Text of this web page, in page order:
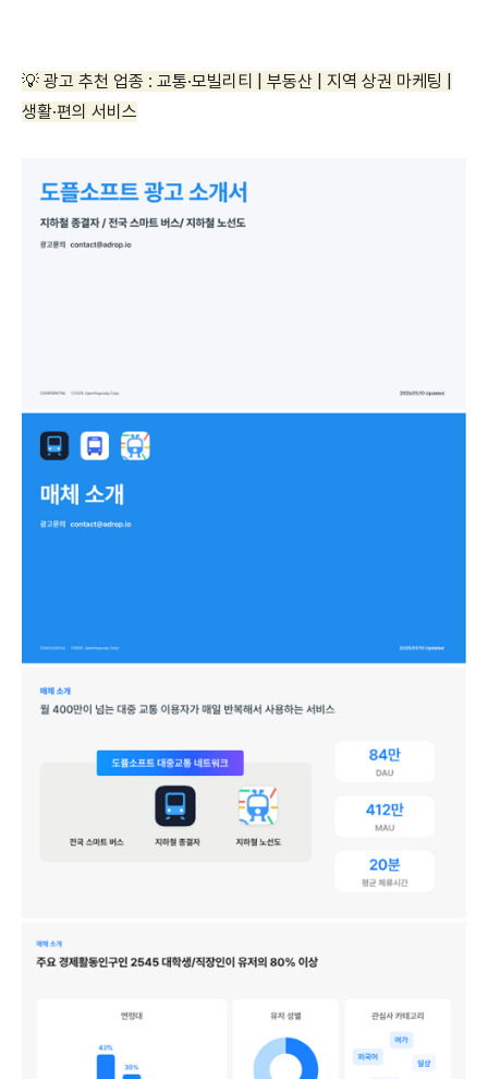
💡 광고 추천 업종 : 교통·모빌리티 | 부동산 | 지역 상권 마케팅 |
생활·편의 서비스